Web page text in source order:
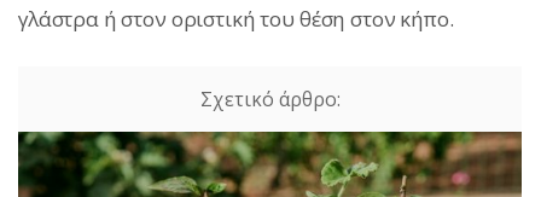
γλάστρα ή στον οριστική του θέση στον κήπο.